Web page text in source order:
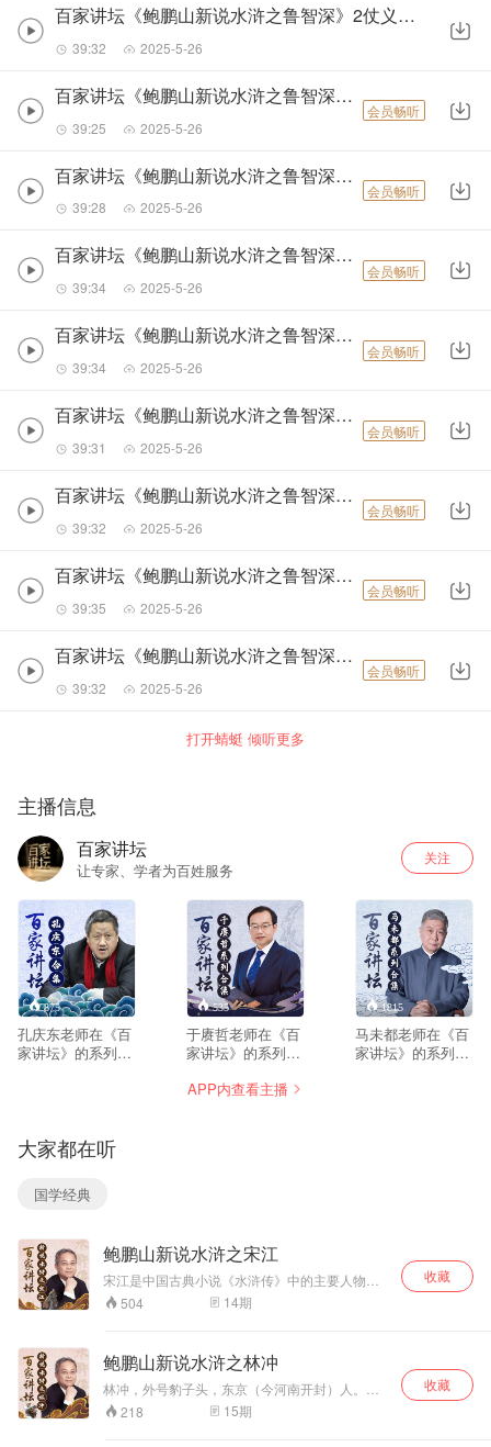
百家讲坛《鲍鹏山新说水浒之鲁智深》2仗义执言巧出手
39:32 2025-5-26
百家讲坛《鲍鹏山新说水浒之鲁智深》3鲁达拳打镇关西
39:25 2025-5-26
会员畅听
百家讲坛《鲍鹏山新说水浒之鲁智深》4另类和尚鲁智深
39:28 2025-5-26
会员畅听
百家讲坛《鲍鹏山新说水浒之鲁智深》5鲁智深一闹五台山
39:34 2025-5-26
会员畅听
百家讲坛《鲍鹏山新说水浒之鲁智深》6鲁智深再闹五台山
39:34 2025-5-26
会员畅听
百家讲坛《鲍鹏山新说水浒之鲁智深》7鲁智深命犯桃花
39:31 2025-5-26
会员畅听
百家讲坛《鲍鹏山新说水浒之鲁智深》8鲁智深大闹桃花村
39:32 2025-5-26
会员畅听
百家讲坛《鲍鹏山新说水浒之鲁智深》9鲁智深怒闯瓦官寺
39:35 2025-5-26
会员畅听
百家讲坛《鲍鹏山新说水浒之鲁智深》10相国寺争官记
39:32 2025-5-26
会员畅听
打开蜻蜓 倾听更多
主播信息
百家讲坛
让专家、学者为百姓服务
关注
875
孔庆东老师在《百
家讲坛》的系列节
535
于赓哲老师在《百
家讲坛》的系列节
含六部内容：《大
1815
马未都老师在《百
家讲坛》的系列节
APP内查看主播
大家都在听
国学经典
鲍鹏山新说水浒之宋江
宋江是中国古典小说《水浒传》中的主要人物之
一。梁山一百单八将之首，人称“孝义黑三
郎”、“及时雨”、“呼保义”。原本是郓城县押司，后
领，极力主张接受朝廷的招安，并在被招安后率
领梁山兄弟们先后攻打辽国以及田虎、王庆和方
腊率领的起义军，回朝后不久被奸臣高俅等人用
毒酒害死。
504 14期
收藏
鲍鹏山新说水浒之林冲
林冲，外号豹子头，东京（今河南开封）人。生
性耿直，爱交好汉。武艺高强，惯使丈八蛇矛。
林冲是《水浒传》中的重要人物，他从一个安分
218 15期
收藏